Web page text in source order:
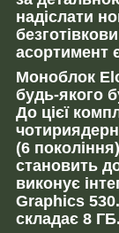
надіслати
асортимент
Моноблок
будь-якого
До цієї
(6
становить
виконує
Graphics
складає 8 ГБ.